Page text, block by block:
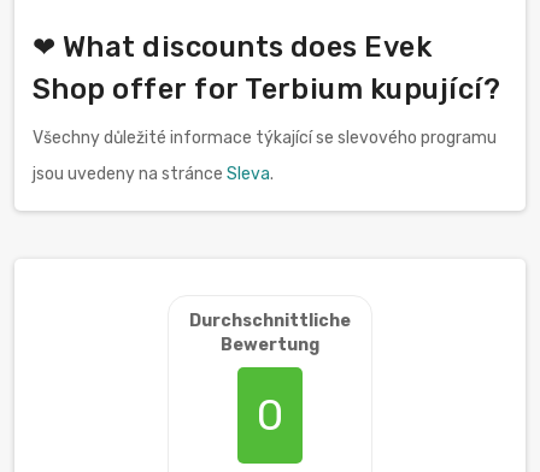
❤ What discounts does Evek
Shop offer for Terbium kupující?
Všechny důležité informace týkající se slevového programu
jsou uvedeny na stránce Sleva.
Durchschnittliche
Bewertung
0